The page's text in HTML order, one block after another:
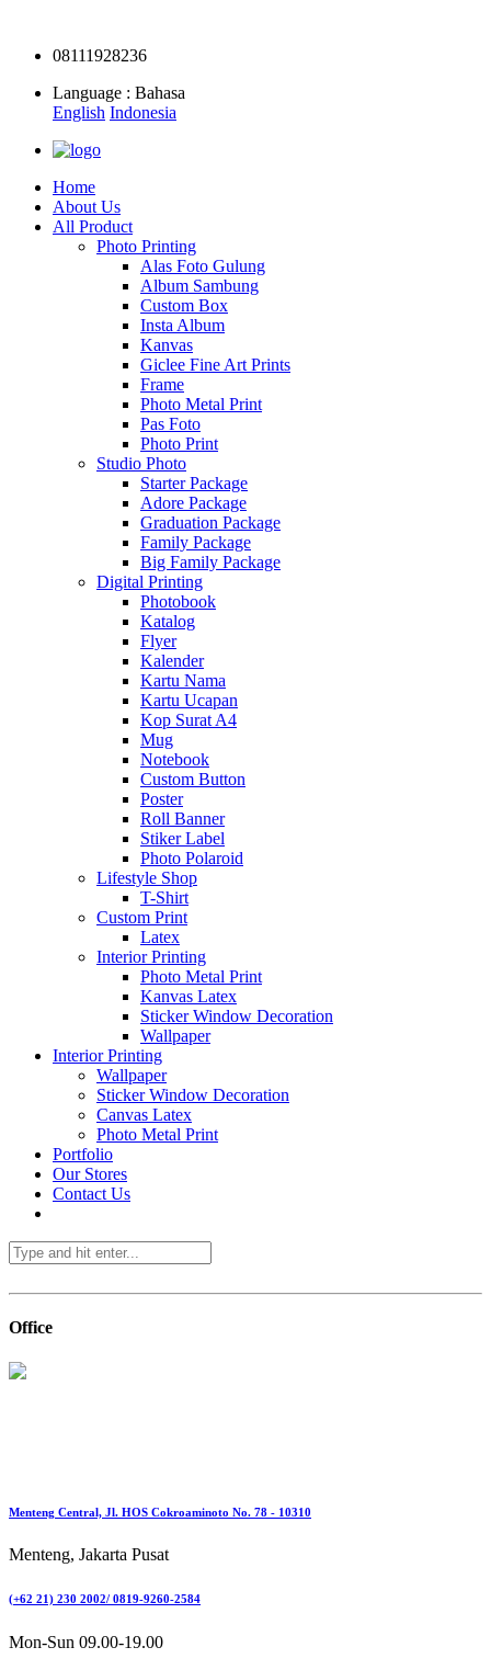
08111928236
Language : Bahasa
English Indonesia
Home
About Us
All Product
Photo Printing
Alas Foto Gulung
Album Sambung
Custom Box
Insta Album
Kanvas
Giclee Fine Art Prints
Frame
Photo Metal Print
Pas Foto
Photo Print
Studio Photo
Starter Package
Adore Package
Graduation Package
Family Package
Big Family Package
Digital Printing
Photobook
Katalog
Flyer
Kalender
Kartu Nama
Kartu Ucapan
Kop Surat A4
Mug
Notebook
Custom Button
Poster
Roll Banner
Stiker Label
Photo Polaroid
Lifestyle Shop
T-Shirt
Custom Print
Latex
Interior Printing
Photo Metal Print
Kanvas Latex
Sticker Window Decoration
Wallpaper
Interior Printing
Wallpaper
Sticker Window Decoration
Canvas Latex
Photo Metal Print
Portfolio
Our Stores
Contact Us
Office
Menteng Central, Jl. HOS Cokroaminoto No. 78 - 10310
Menteng, Jakarta Pusat
(+62 21) 230 2002/ 0819-9260-2584
Mon-Sun 09.00-19.00